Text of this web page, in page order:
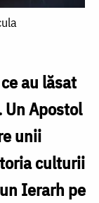
au lăsat
Apostol
unii
culturii
Ierarh pe